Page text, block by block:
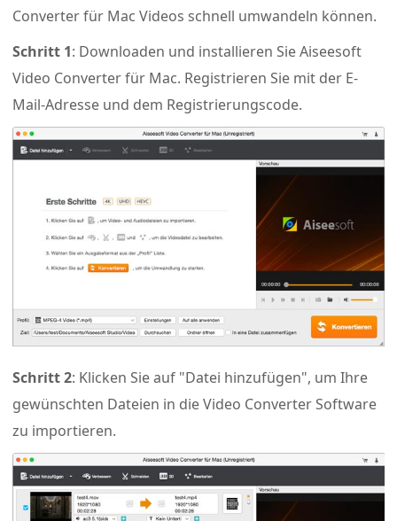
Converter für Mac Videos schnell umwandeln können.
Schritt 1: Downloaden und installieren Sie Aiseesoft
Video Converter für Mac. Registrieren Sie mit der E-
Mail-Adresse und dem Registrierungscode.
Schritt 2: Klicken Sie auf "Datei hinzufügen", um Ihre
gewünschten Dateien in die Video Converter Software
zu importieren.